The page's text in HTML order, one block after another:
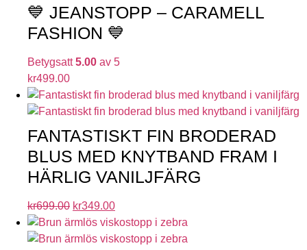
💙 JEANSTOPP – CARAMELL
FASHION 💙
Betygsatt5.00 av 5
kr499.00
FANTASTISKT FIN BRODERAD
BLUS MED KNYTBAND FRAM I
HÄRLIG VANILJFÄRG
kr699.00 kr349.00